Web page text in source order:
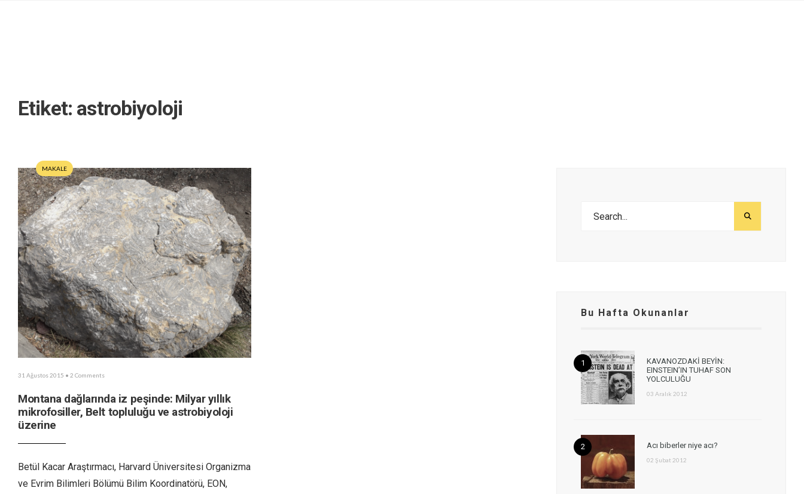
Etiket: astrobiyoloji
MAKALE
31 Ağustos 2015 • 2 Comments
Montana dağlarında iz peşinde: Milyar yıllık
mikrofosiller, Belt topluluğu ve astrobiyoloji
üzerine
Betül Kacar Araştırmacı, Harvard Üniversitesi Organizma
ve Evrim Bilimleri Bölümü Bilim Koordinatörü, EON,
Bu Hafta Okunanlar
KAVANOZDAKİ BEYİN:
EINSTEIN’IN TUHAF SON
YOLCULUĞU
03 Aralık 2012
Acı biberler niye acı?
02 Şubat 2012